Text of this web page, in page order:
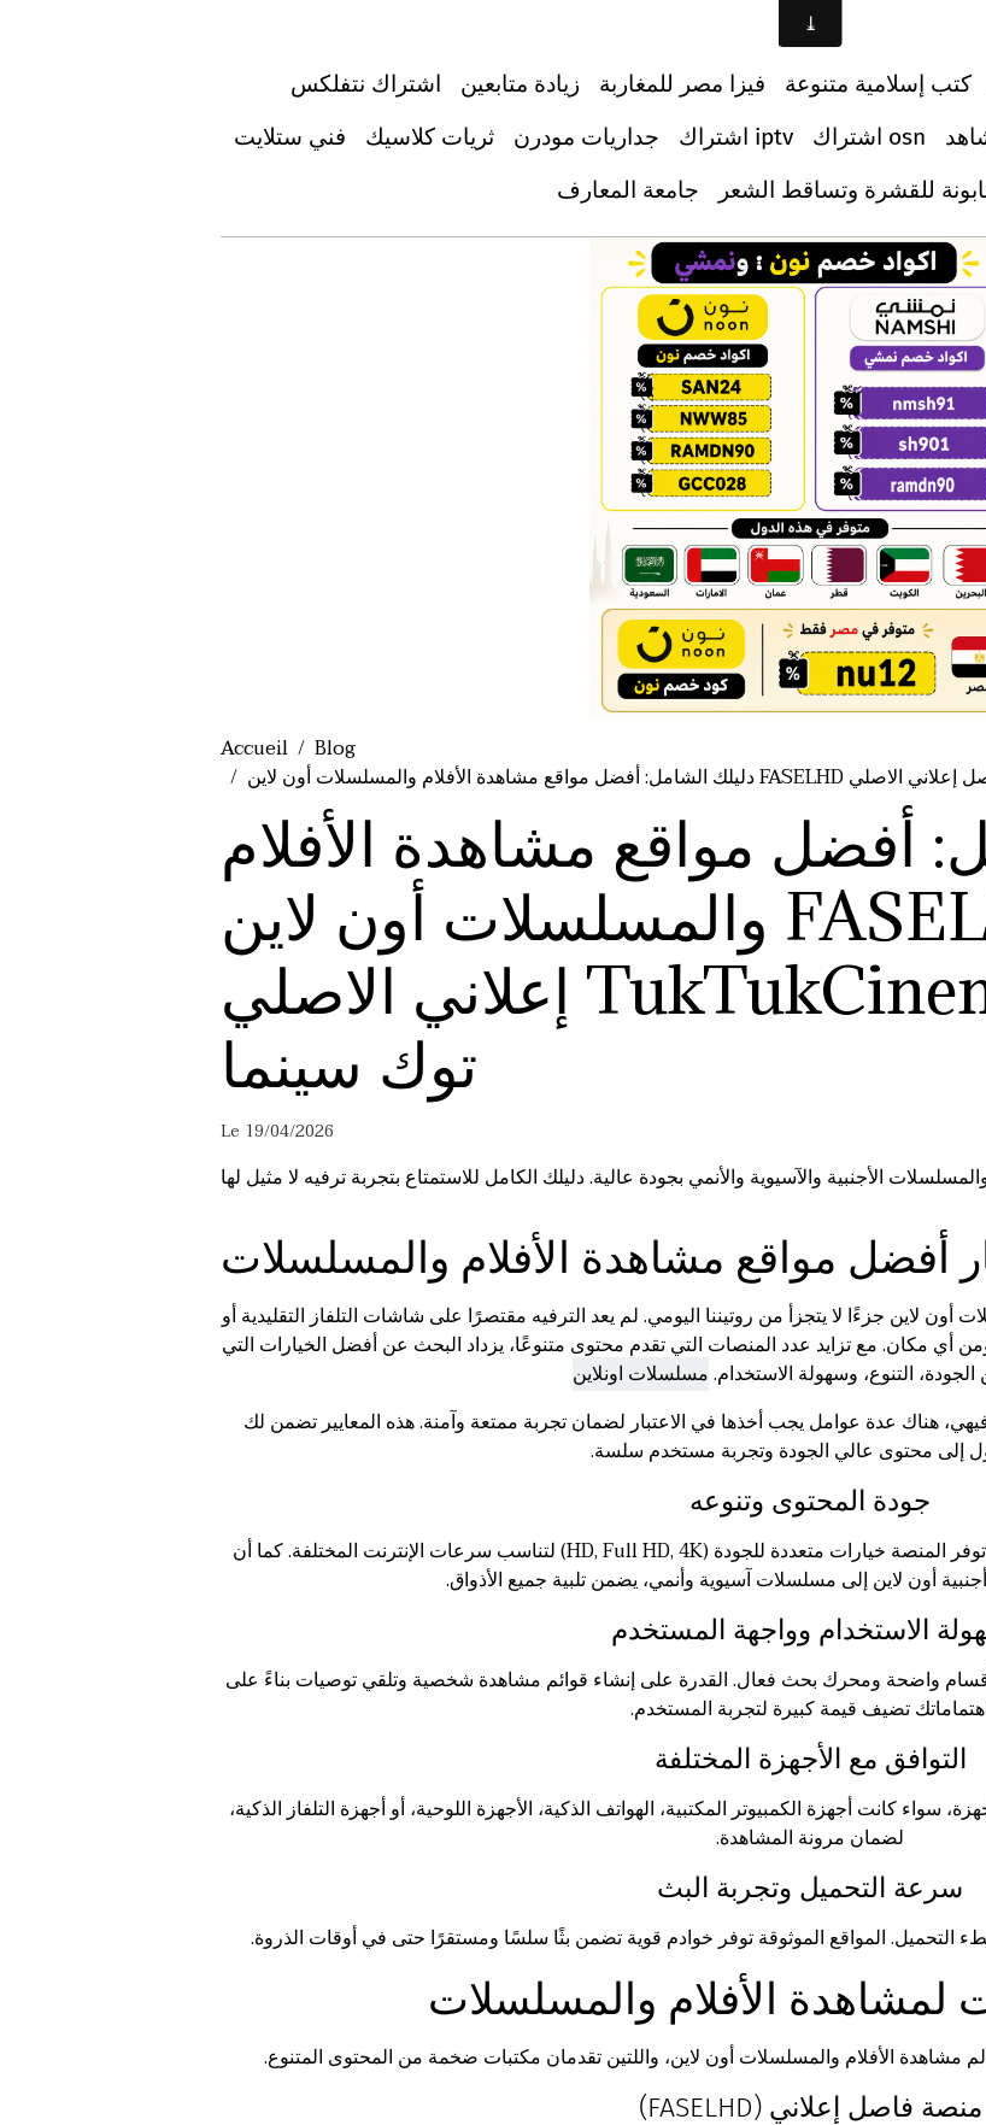
اشتراك نتفلكس زيادة متابعين فيزا مصر للمغاربة كتب إسلامية متنوعة
فني ستلايت
ثريات كلاسيك جداريات مودرن اشتراك iptv اشتراك osn
جامعة المعارف
للقشرة وتساقط الشعر
Accueil
Blog
أفضل مواقع مشاهدة الأفلام
والمسلسلات أون لاين FASELHD موقع فاصل
إعلاني الاصلي TukTukCinema موقع توك
توك سينما
Le 19/04/2026
أفضل مواقع مشاهدة الأفلام والمسلسلات
لاين جزءًا لا يتجزأ من روتيننا اليومي. لم يعد الترفيه مقتصرًا على شاشات التلفاز التقليدية أو
أي مكان. مع تزايد عدد المنصات التي تقدم محتوى متنوعًا، يزداد البحث عن أفضل الخيارات التي
التنوع، وسهولة الاستخدام.مسلسلات اونلاين
هناك عدة عوامل يجب أخذها في الاعتبار لضمان تجربة ممتعة وآمنة. هذه المعايير تضمن لك
إلى محتوى عالي الجودة وتجربة مستخدم سلسة.
جودة المحتوى وتنوعه
تُعد جودة الصورة والصوت من أهم العوامل. يجب أن توفر المنصة خيارات متعددة للجودة (HD, Full HD, 4K) لتناسب سرعات الإنترنت المختلفة. كما أن
أون لاين إلى مسلسلات آسيوية وأنمي، يضمن تلبية جميع الأذواق.
الاستخدام وواجهة المستخدم
واضحة ومحرك بحث فعال. القدرة على إنشاء قوائم مشاهدة شخصية وتلقي توصيات بناءً على
تضيف قيمة كبيرة لتجربة المستخدم.
التوافق مع الأجهزة المختلفة
كانت أجهزة الكمبيوتر المكتبية، الهواتف الذكية، الأجهزة اللوحية، أو أجهزة التلفاز الذكية،
لضمان مرونة المشاهدة.
سرعة التحميل وتجربة البث
التحميل. المواقع الموثوقة توفر خوادم قوية تضمن بثًا سلسًا ومستقرًا حتى في أوقات الذروة.
لمشاهدة الأفلام والمسلسلات
الأفلام والمسلسلات أون لاين، واللتين تقدمان مكتبات ضخمة من المحتوى المتنوع.
منصة فاصل إعلاني (FASELHD)